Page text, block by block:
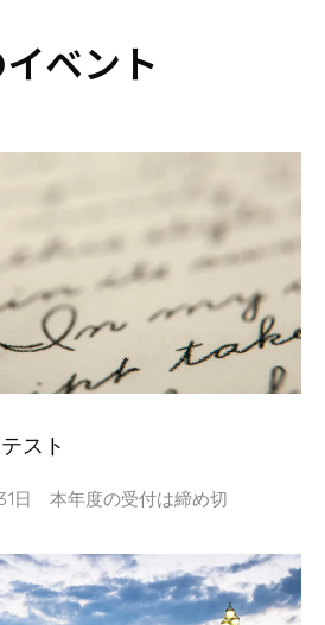
ベント
スト
日 本年度の受付は締め切